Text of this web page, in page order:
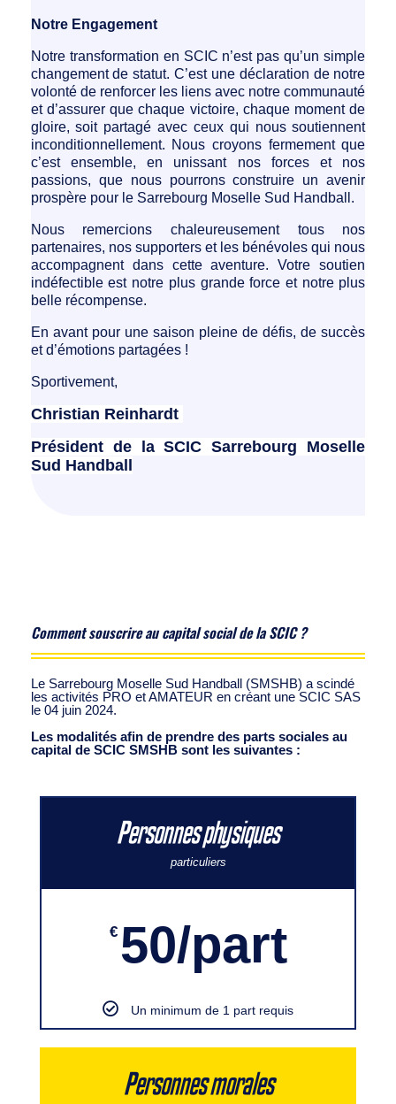
Notre Engagement
Notre transformation en SCIC n’est pas qu’un simple
changement de statut. C’est une déclaration de notre
volonté de renforcer les liens avec notre communauté
et d’assurer que chaque victoire, chaque moment de
gloire, soit partagé avec ceux qui nous soutiennent
inconditionnellement. Nous croyons fermement que
c’est ensemble, en unissant nos forces et nos
passions, que nous pourrons construire un avenir
prospère pour le Sarrebourg Moselle Sud Handball.
Nous remercions chaleureusement tous nos
partenaires, nos supporters et les bénévoles qui nous
accompagnent dans cette aventure. Votre soutien
indéfectible est notre plus grande force et notre plus
belle récompense.
En avant pour une saison pleine de défis, de succès
et d’émotions partagées !
Sportivement,
Christian Reinhardt
Président de la SCIC Sarrebourg Moselle
Sud Handball
Comment souscrire au capital social de la SCIC ?
Le Sarrebourg Moselle Sud Handball (SMSHB) a scindé
les activités PRO et AMATEUR en créant une SCIC SAS
le 04 juin 2024.
Les modalités afin de prendre des parts sociales au
capital de SCIC SMSHB sont les suivantes :
Personnes physiques
particuliers
€ 50/part
Un minimum de 1 part requis
Personnes morales